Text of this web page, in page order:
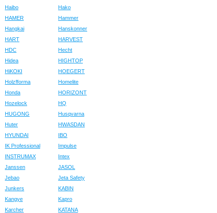
Haibo
Hako
HAMER
Hammer
Hangkai
Hanskonner
HART
HARVEST
HDC
Hecht
Hidea
HIGHTOP
HiKOKI
HOEGERT
Holzfforma
Homelite
Honda
HORIZONT
Hozelock
HQ
HUGONG
Husqvarna
Huter
HWASDAN
HYUNDAI
IBO
IK Professional
Impulse
INSTRUMAX
Intex
Janssen
JASOL
Jebao
Jeta Safety
Junkers
KABIN
Kangye
Kapro
Karcher
KATANA